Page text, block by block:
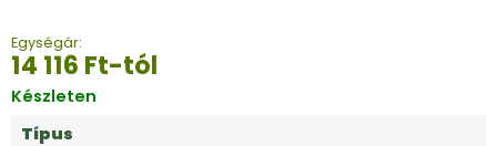
Egységár:
14 116 Ft-tól
Készleten
Típus